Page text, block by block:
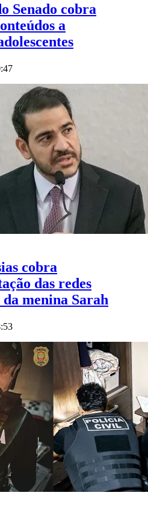
Senado cobra
a
cobra
das redes
menina Sarah